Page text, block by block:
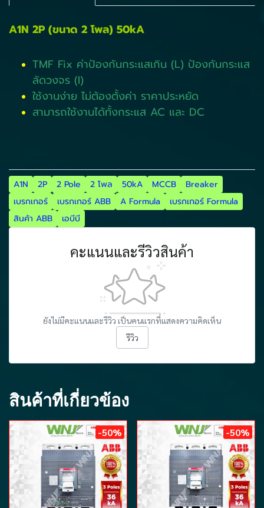
A1N 2P (ขนาด 2 โพล) 50kA
TMF Fix ค่าป้องกันกระแสเกิน (L) ป้องกันกระแส
ลัดวงจร (I)
ใช้งานง่าย ไม่ต้องตั้งค่า ราคาประหยัด
สามารถใช้งานได้ทั้งกระแส AC และ DC
A1N 2P 2 Pole 2 โพล 50kA MCCB
Breaker
เบรกเกอร์
เบรกเกอร์ ABB A Formula
เบรกเกอร์ Formula
สินค้า ABB
เอบีบี
คะแนนและรีวิวสินค้า
ยังไม่มีคะแนนและรีวิว เป็นคนแรกที่แสดงความคิดเห็น
รีวิว
สินค้าที่เกี่ยวข้อง
-50% -50%